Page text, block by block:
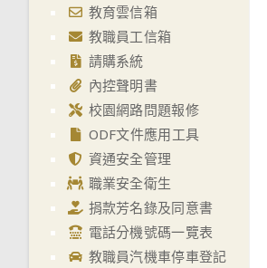
教育雲信箱
教職員工信箱
請購系統
內控聲明書
校園網路問題報修
ODF文件應用工具
資通安全管理
職業安全衛生
捐款芳名錄及同意書
電話分機號碼一覽表
教職員汽機車停車登記